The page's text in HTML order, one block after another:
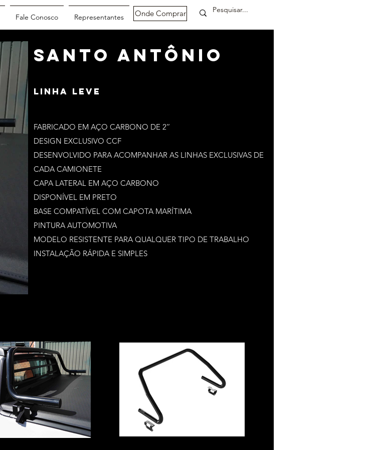
Fale Conosco Representantes Onde Comprar
SANTO ANTÔNIO
Linha Leve
FABRICADO EM AÇO CARBONO DE 2’’
DESIGN EXCLUSIVO CCF
DESENVOLVIDO PARA ACOMPANHAR AS LINHAS EXCLUSIVAS DE
CADA CAMIONETE
CAPA LATERAL EM AÇO CARBONO
DISPONÍVEL EM PRETO
BASE COMPATÍVEL COM CAPOTA MARÍTIMA
PINTURA AUTOMOTIVA
MODELO RESISTENTE PARA QUALQUER TIPO DE TRABALHO
INSTALAÇÃO RÁPIDA E SIMPLES